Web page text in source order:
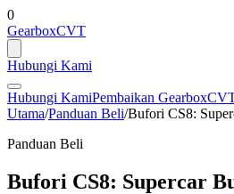
0
GearboxCVT
Hubungi Kami
Hubungi KamiPembaikan Gearbox
Utama/Panduan Beli/Bufori CS8:
Panduan Beli
Bufori CS8: Supercar